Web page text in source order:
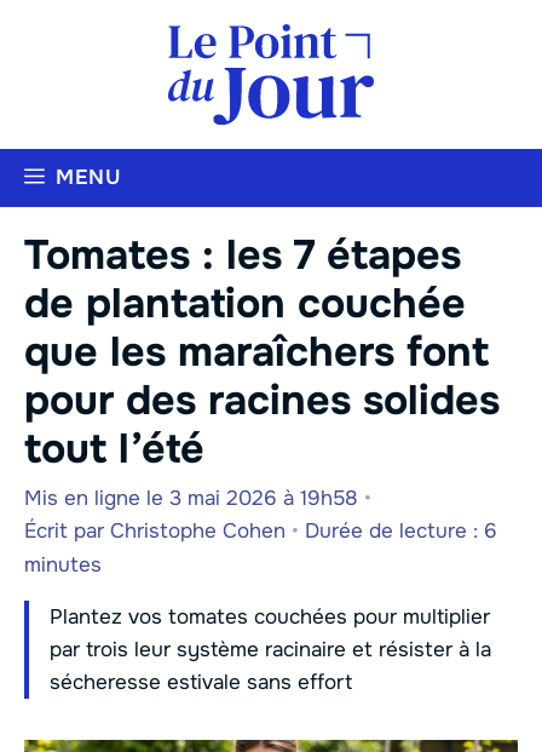
MENU
Tomates : les 7 étapes
de plantation couchée
que les maraîchers font
pour des racines solides
tout l’été
Mis en ligne le 3 mai 2026 à 19h58 •
Écrit par Christophe Cohen • Durée de lecture : 6
minutes
Plantez vos tomates couchées pour multiplier
par trois leur système racinaire et résister à la
sécheresse estivale sans effort